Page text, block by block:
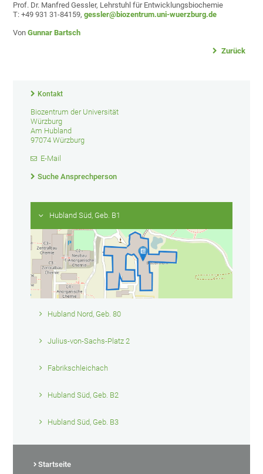
Prof. Dr. Manfred Gessler, Lehrstuhl für Entwicklungsbiochemie
T: +49 931 31-84159,gessler@biozentrum.uni-wuerzburg.de
VonGunnar Bartsch
Zurück
Kontakt
Biozentrum der Universität
Würzburg
Am Hubland
97074 Würzburg
E-Mail
Suche Ansprechperson
Hubland Süd, Geb. B1
Hubland Nord, Geb. 80
Julius-von-Sachs-Platz 2
Fabrikschleichach
Hubland Süd, Geb. B2
Hubland Süd, Geb. B3
Startseite